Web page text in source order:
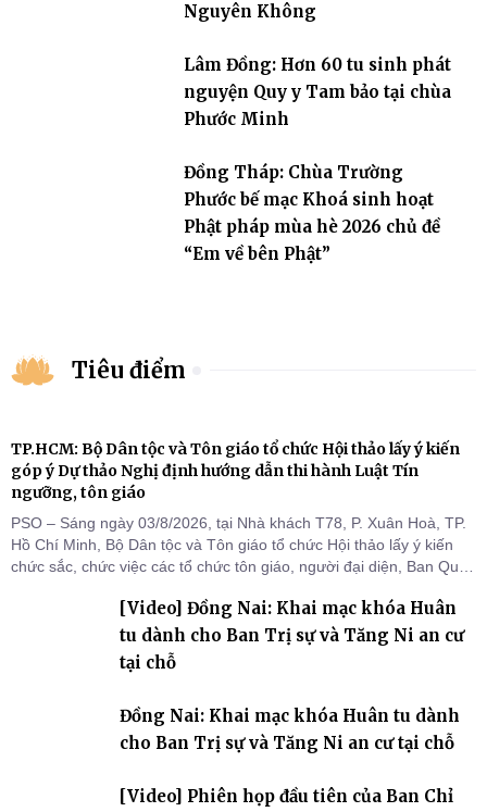
Nguyên Không
Lâm Đồng: Hơn 60 tu sinh phát
nguyện Quy y Tam bảo tại chùa
Phước Minh
Đồng Tháp: Chùa Trường
Phước bế mạc Khoá sinh hoạt
Phật pháp mùa hè 2026 chủ đề
“Em về bên Phật”
Tiêu điểm
TP.HCM: Bộ Dân tộc và Tôn giáo tổ chức Hội thảo lấy ý kiến
góp ý Dự thảo Nghị định hướng dẫn thi hành Luật Tín
ngưỡng, tôn giáo
PSO – Sáng ngày 03/8/2026, tại Nhà khách T78, P. Xuân Hoà, TP.
Hồ Chí Minh, Bộ Dân tộc và Tôn giáo tổ chức Hội thảo lấy ý kiến
chức sắc, chức việc các tổ chức tôn giáo, người đại diện, Ban Quản
góp ý hoàn thiện hồ sơ Dự thảo Nghị định quy định chi tiết một số
điều và biện pháp để tổ chức
[Video] Đồng Nai: Khai mạc khóa Huân
tu dành cho Ban Trị sự và Tăng Ni an cư
tại chỗ
Đồng Nai: Khai mạc khóa Huân tu dành
cho Ban Trị sự và Tăng Ni an cư tại chỗ
[Video] Phiên họp đầu tiên của Ban Chỉ